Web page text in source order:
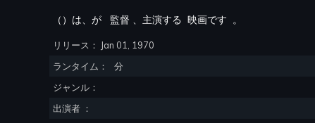
（ ）は、が 監督 、主演する 映画です 。
リリース：
Jan 01, 1970
ランタイム：
分
ジャンル：
出演者 ：